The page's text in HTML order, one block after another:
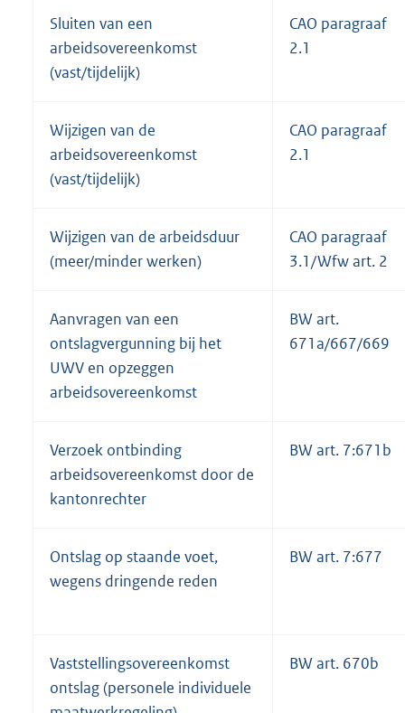
Sluiten van een
arbeidsovereenkomst
(vast/tijdelijk)
CAO paragraaf
2.1
Wijzigen van de
arbeidsovereenkomst
(vast/tijdelijk)
CAO paragraaf
2.1
Wijzigen van de arbeidsduur
(meer/minder werken)
CAO paragraaf
3.1/Wfw art. 2
Aanvragen van een
ontslagvergunning bij het
UWV en opzeggen
arbeidsovereenkomst
BW art.
671a/667/669
Verzoek ontbinding
arbeidsovereenkomst door de
kantonrechter
BW art. 7:671b
Ontslag op staande voet,
wegens dringende reden
BW art. 7:677
Vaststellingsovereenkomst
ontslag (personele individuele
BW art. 670b